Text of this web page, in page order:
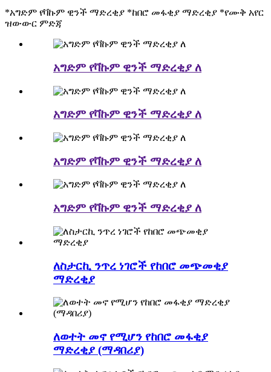
*አግድም የቫኩም ዊንች ማድረቂያ *ከበሮ መፋቂያ ማድረቂያ *የሙቅ አየር
ዝውውር ምድጃ
አግድም የቫኩም ዊንች ማድረቂያ ለ
አግድም የቫኩም ዊንች ማድረቂያ ለ
አግድም የቫኩም ዊንች ማድረቂያ ለ
አግድም የቫኩም ዊንች ማድረቂያ ለ
ለስታርኪ ንጥረ ነገሮች የከበሮ መጭመቂያ
ማድረቂያ
ለወተት መኖ የሚሆን የከበሮ መፋቂያ
ማድረቂያ (ማዳበሪያ)